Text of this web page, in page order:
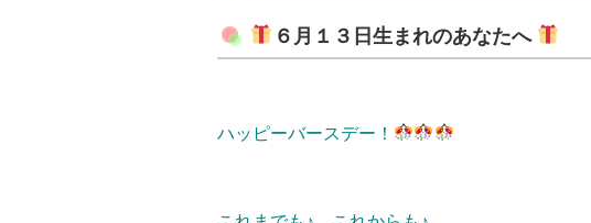
６月１３日生まれのあなたへ
ハッピーバースデー！